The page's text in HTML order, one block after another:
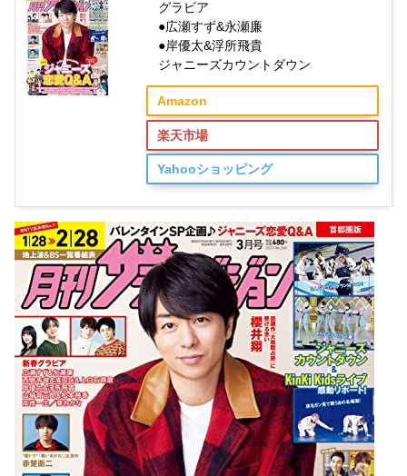
グラビア
●広瀬すず&永瀬廉
●岸優太&浮所飛貴
ジャニーズカウントダウン
Amazon
楽天市場
Yahooショッピング